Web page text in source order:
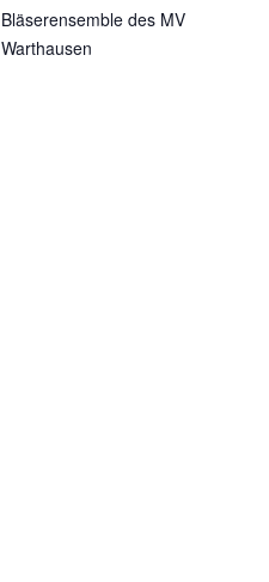
Bläserensemble des MV
Warthausen